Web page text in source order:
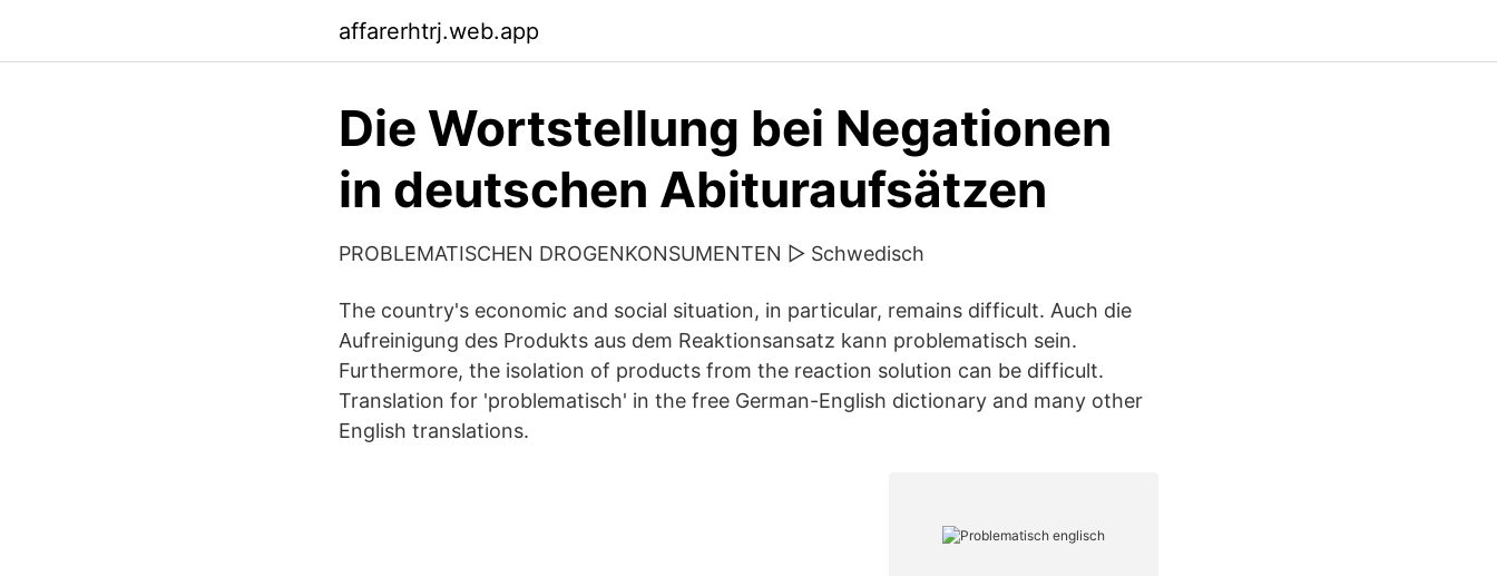
affarerhtrj.web.app
Die Wortstellung bei Negationen
in deutschen Abituraufsätzen
PROBLEMATISCHEN DROGENKONSUMENTEN ▷ Schwedisch
The country's economic and social situation, in particular, remains difficult. Auch die
Aufreinigung des Produkts aus dem Reaktionsansatz kann problematisch sein.
Furthermore, the isolation of products from the reaction solution can be difficult.
Translation for 'problematisch' in the free German-English dictionary and many other
English translations.